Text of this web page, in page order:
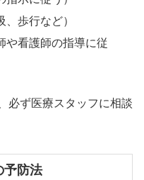
歩行など）
や看護師の指導に従
必ず医療スタッフに相談
予防法